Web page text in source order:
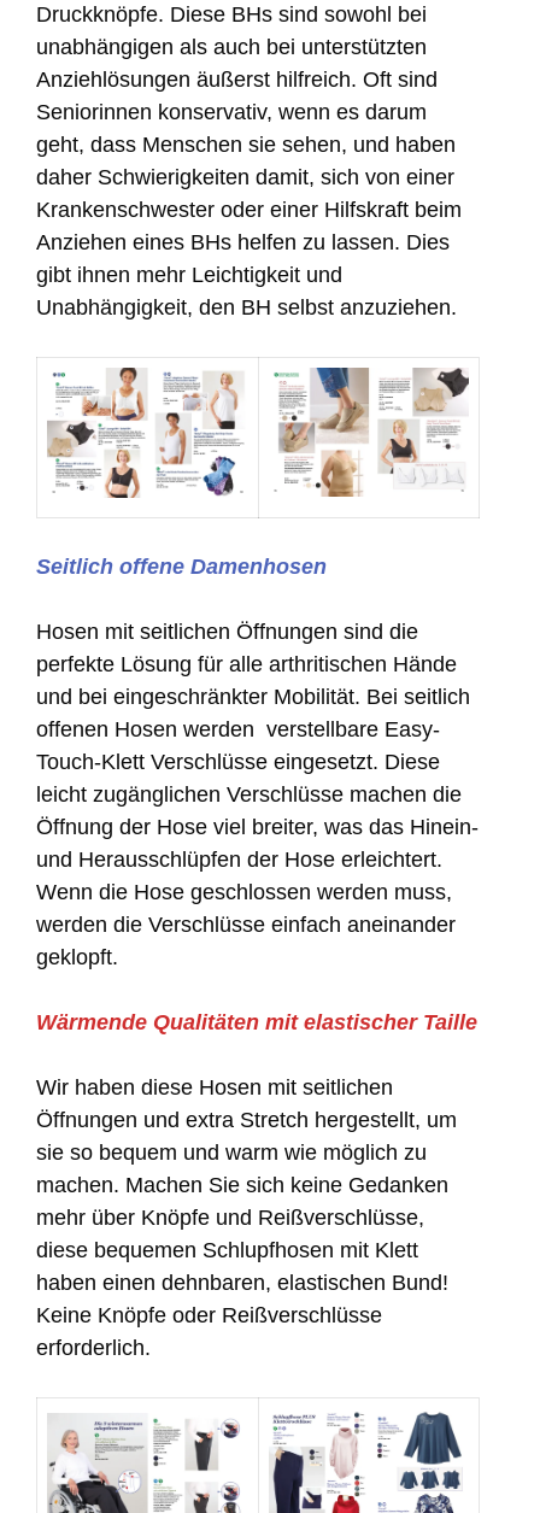
Druckknöpfe. Diese BHs sind sowohl bei
unabhängigen als auch bei unterstützten
Anziehlösungen äußerst hilfreich. Oft sind
Seniorinnen konservativ, wenn es darum
geht, dass Menschen sie sehen, und haben
daher Schwierigkeiten damit, sich von einer
Krankenschwester oder einer Hilfskraft beim
Anziehen eines BHs helfen zu lassen. Dies
gibt ihnen mehr Leichtigkeit und
Unabhängigkeit, den BH selbst anzuziehen.
Seitlich offene Damenhosen
Hosen mit seitlichen Öffnungen sind die
perfekte Lösung für alle arthritischen Hände
und bei eingeschränkter Mobilität. Bei seitlich
offenen Hosen werden verstellbare Easy-
Touch-Klett Verschlüsse eingesetzt. Diese
leicht zugänglichen Verschlüsse machen die
Öffnung der Hose viel breiter, was das Hinein-
und Herausschlüpfen der Hose erleichtert.
Wenn die Hose geschlossen werden muss,
werden die Verschlüsse einfach aneinander
geklopft.
Wärmende Qualitäten mit elastischer Taille
Wir haben diese Hosen mit seitlichen
Öffnungen und extra Stretch hergestellt, um
sie so bequem und warm wie möglich zu
machen. Machen Sie sich keine Gedanken
mehr über Knöpfe und Reißverschlüsse,
diese bequemen Schlupfhosen mit Klett
haben einen dehnbaren, elastischen Bund!
Keine Knöpfe oder Reißverschlüsse
erforderlich.